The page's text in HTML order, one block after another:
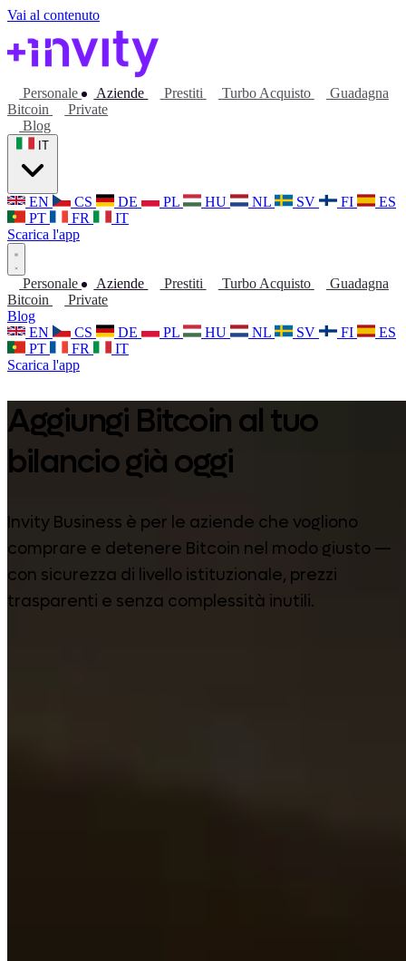
Vai al contenuto
Personale Aziende Prestiti Turbo Acquisto
Guadagna
Bitcoin
Private
Blog
EN CS DE PL HU NL SV FI
ES
PT
FR
IT
Scarica l'app
Personale Aziende Prestiti Turbo Acquisto
Guadagna
Bitcoin
Private
Blog
EN
CS DE PL HU NL SV FI
ES
PT
FR
IT
Scarica l'app
Aggiungi Bitcoin al tuo
bilancio già oggi
Invity Business è per le aziende che vogliono
comprare e detenere Bitcoin nel modo giusto —
con sicurezza di livello istituzionale, prezzi
trasparenti e senza complessità inutili.